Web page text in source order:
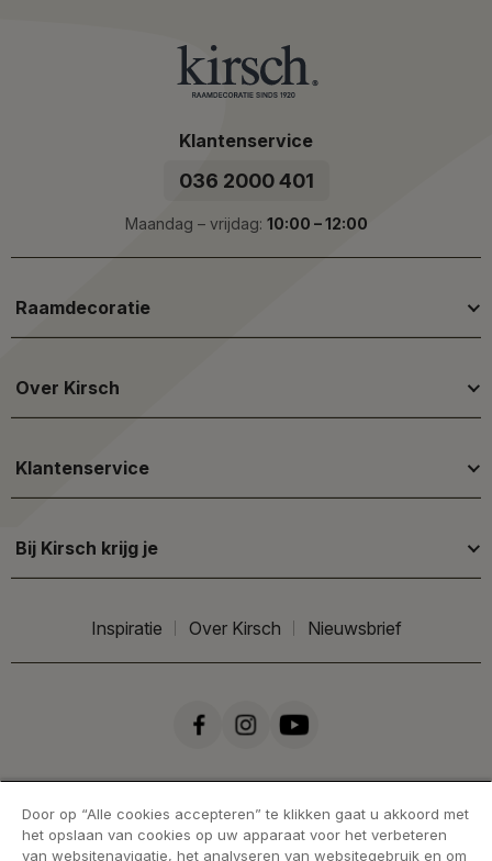
Klantenservice
036 2000 401
Maandag – vrijdag: 10:00 – 12:00
Raamdecoratie
Over Kirsch
Klantenservice
Bij Kirsch krijg je
Inspiratie Over Kirsch Nieuwsbrief
Door op “Alle cookies accepteren” te klikken gaat u akkoord met
het opslaan van cookies op uw apparaat voor het verbeteren
van websitenavigatie, het analyseren van websitegebruik en om